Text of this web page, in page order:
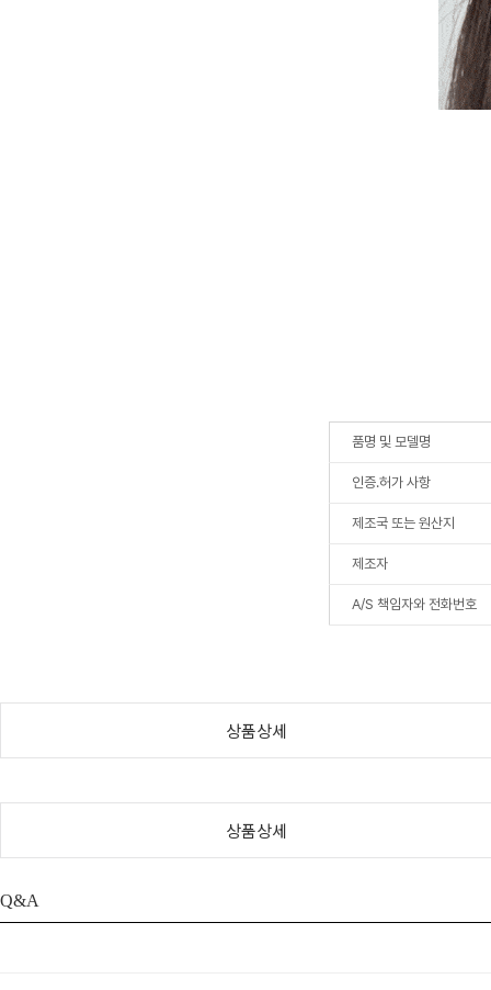
품명 및 모델명
인증.허가 사항
제조국 또는 원산지
제조자
A/S 책임자와 전화번호
상품상세
상품상세
Q&A